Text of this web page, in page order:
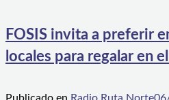
FOSIS invita a preferir
locales para regalar en